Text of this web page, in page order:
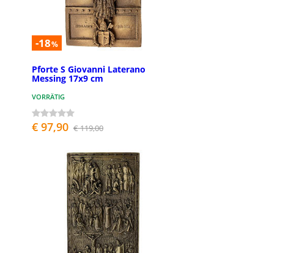
-18%
Pforte S Giovanni Laterano
Messing 17x9 cm
VORRÄTIG
€ 97,90 € 119,00